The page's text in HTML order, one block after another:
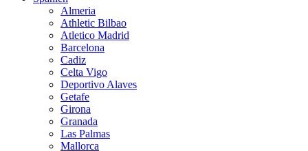
Almeria
Athletic Bilbao
Atletico Madrid
Barcelona
Cadiz
Celta Vigo
Deportivo Alaves
Getafe
Girona
Granada
Las Palmas
Mallorca